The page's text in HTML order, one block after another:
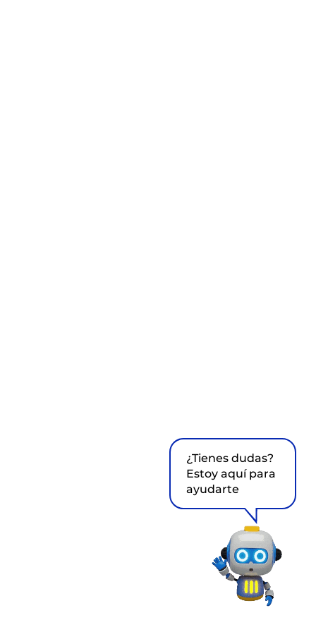
¿Tienes dudas?
Estoy aquí para
ayudarte